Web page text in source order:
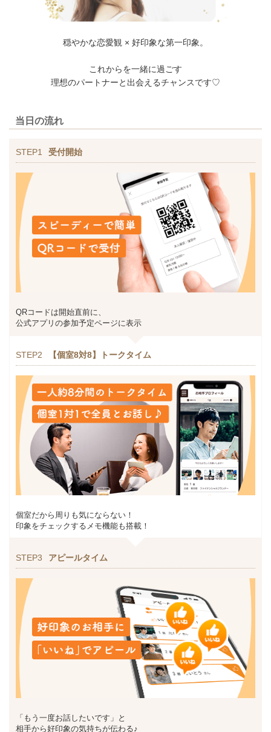
穏やかな恋愛観 × 好印象な第一印象。
これからを一緒に過ごす
理想のパートナーと出会えるチャンスです♡
当日の流れ
STEP1 受付開始
QRコードは開始直前に、
公式アプリの参加予定ページに表示
STEP2 【個室8対8】トークタイム
個室だから周りも気にならない！
印象をチェックするメモ機能も搭載！
STEP3 アピールタイム
「もう一度お話したいです」と
相手から好印象の気持ちが伝わる♪